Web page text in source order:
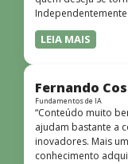
LEIA MAIS
Fernando
Fundamentos de IA
“Conteúdo muito
ajudam bastante a
inovadores. Mais
conhecimento